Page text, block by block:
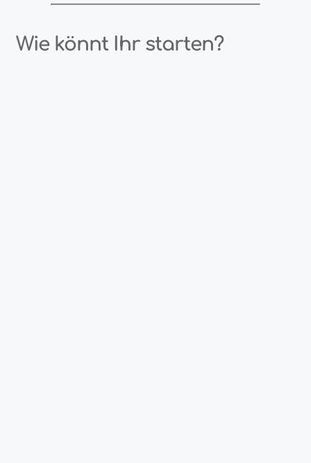
Wie könnt Ihr starten?